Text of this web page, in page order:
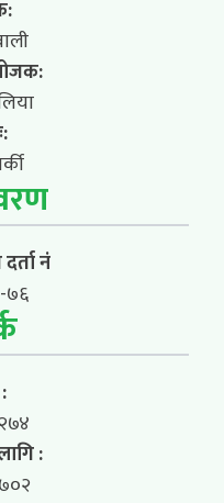
नं
७६
: